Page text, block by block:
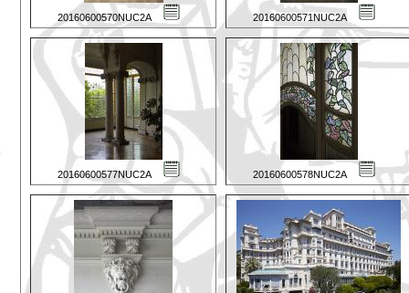
20160600570NUC2A 20160600571NUC2A
20160600577NUC2A 20160600578NUC2A